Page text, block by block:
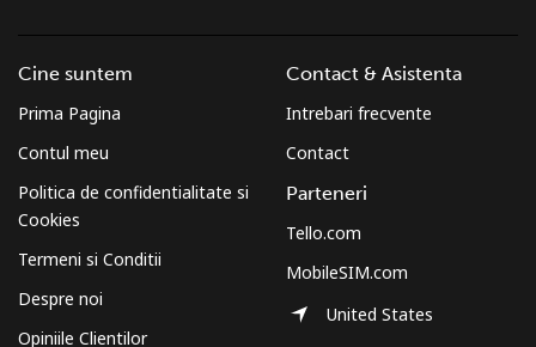
Cine suntem
Prima Pagina
Contul meu
Politica de confidentialitate si
Cookies
Termeni si Conditii
Despre noi
Opiniile Clientilor
Contact & Asistenta
Intrebari frecvente
Contact
Parteneri
Tello.com
MobileSIM.com
United States